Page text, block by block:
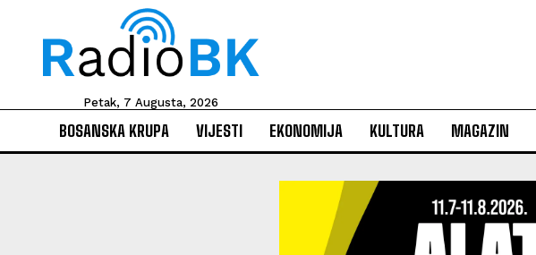
Petak, 7 Augusta, 2026
BOSANSKA KRUPA VIJESTI EKONOMIJA KULTURA MAGAZIN